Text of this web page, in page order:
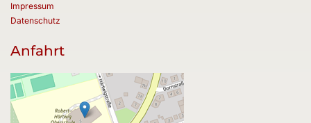
Impressum
Datenschutz
Anfahrt